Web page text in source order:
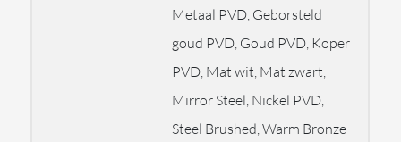
Kenmerken & specificaties
Metaal PVD, Geborsteld
goud PVD, Goud PVD, Koper
PVD, Mat wit, Mat zwart,
Mirror Steel, Nickel PVD,
Steel Brushed, Warm Bronze